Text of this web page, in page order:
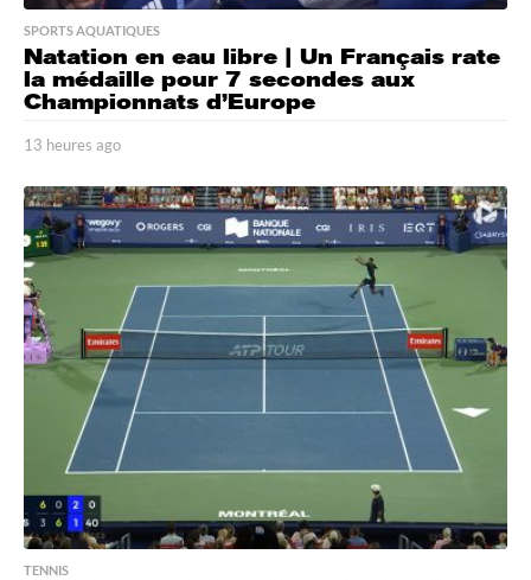
SPORTS AQUATIQUES
Natation en eau libre | Un Français rate
la médaille pour 7 secondes aux
Championnats d’Europe
13 heures ago
h
e
r
s
a
g
o
TENNIS